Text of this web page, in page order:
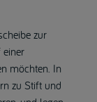
zur
einer
möchten. In
zu Stift und